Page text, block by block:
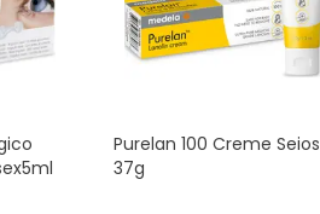
Purelan 100 Creme Seios
37g